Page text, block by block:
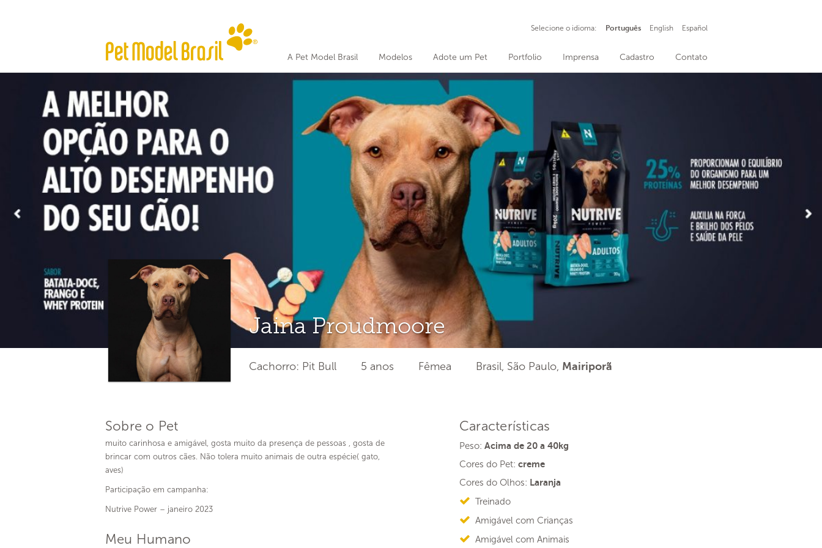
A Pet Model Brasil Modelos Adote um Pet Portfolio Imprensa Cadastro Contato
Selecione o idioma: Português English Español
Jaina Proudmoore
Cachorro: Pit Bull 5 anos Fêmea Brasil, São Paulo, Mairiporã
Sobre o Pet
muito carinhosa e amigável, gosta muito da presença de pessoas , gosta de
brincar com outros cães. Não tolera muito animais de outra espécie( gato,
aves)
Participação em campanha:
Nutrive Power – janeiro 2023
Meu Humano
Características
Peso: Acima de 20 a 40kg
Cores do Pet: creme
Cores do Olhos: Laranja
Treinado
Amigável com Crianças
Amigável com Animais